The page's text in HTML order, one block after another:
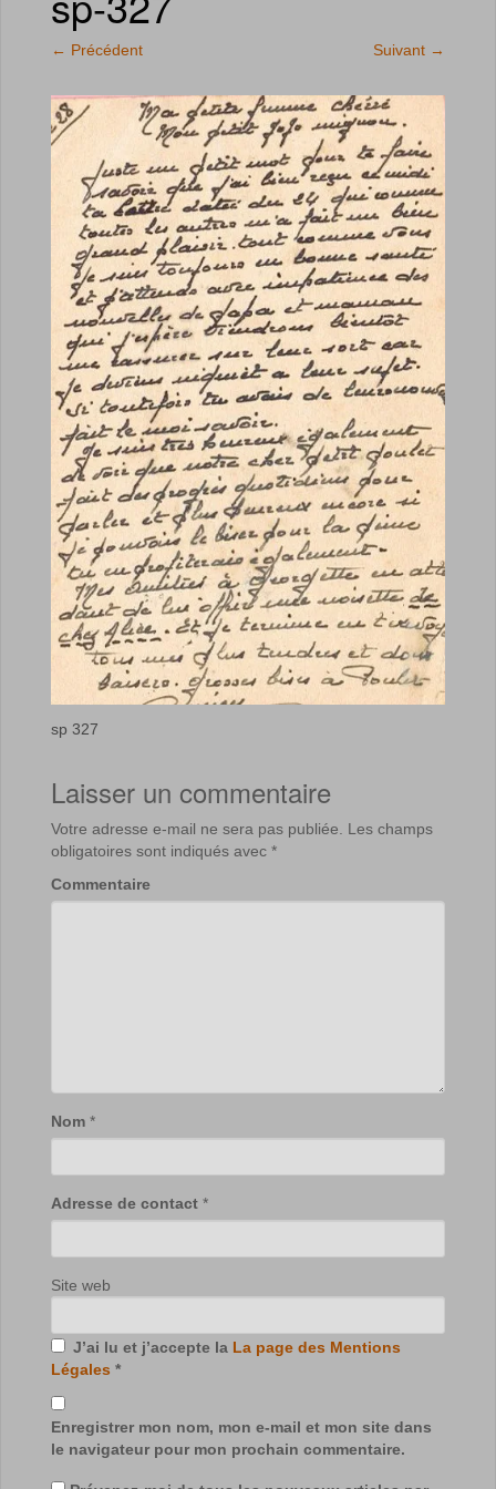
← Précédent Suivant →
sp 327
Laisser un commentaire
Votre adresse e-mail ne sera pas publiée. Les champs
obligatoires sont indiqués avec *
Commentaire
Nom *
Adresse de contact *
Site web
J’ai lu et j’accepte la La page des Mentions
Légales *
Enregistrer mon nom, mon e-mail et mon site dans
le navigateur pour mon prochain commentaire.